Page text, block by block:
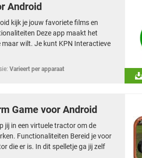
Android
kijk je jouw favoriete films en
Deze app maakt het
maar wilt. Je kunt KPN Interactieve
Varieert per apparaat
Game voor Android
jij in een virtuele tractor om de
Functionaliteiten Bereid je voor
die er is. In dit spelletje ga jij zelf